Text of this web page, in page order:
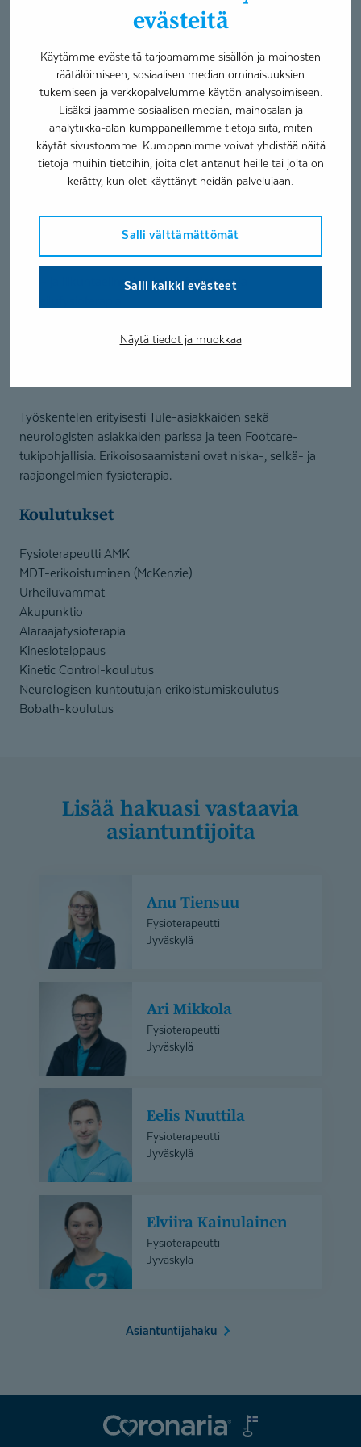
evästeitä
Käytämme evästeitä tarjoamamme sisällön ja mainosten
räätälöimiseen, sosiaalisen median ominaisuuksien
tukemiseen ja verkkopalvelumme käytön analysoimiseen.
Lisäksi jaamme sosiaalisen median, mainosalan ja
analytiikka-alan kumppaneillemme tietoja siitä, miten
käytät sivustoamme. Kumppanimme voivat yhdistää näitä
tietoja muihin tietoihin, joita olet antanut heille tai joita on
kerätty, kun olet käyttänyt heidän palvelujaan.
Salli välttämättömät
Salli kaikki evästeet
Näytä tiedot ja muokkaa
Kelan vaativa lääkinnällinen kuntoutus
Hieronta ensikäynti 57 €
Erityisosaaminen
Alaraajafysioterapia
Apuvälinetarpeen arviointi
Asentohuimaushoito
Neurologinen fysioterapia
Selkäspesialisti
Tuki- ja liikuntaelinsairauksien fysioterapia
Petri Lähteelä työskentelee fysioterapeuttina Coronarian
Työskentelen erityisesti Tule-asiakkaiden sekä
neurologisten asiakkaiden parissa ja teen Footcare-
tukipohjallisia. Erikoisosaamistani ovat niska-, selkä- ja
raajaongelmien fysioterapia.
Koulutukset
Fysioterapeutti AMK
MDT-erikoistuminen (McKenzie)
Urheiluvammat
Akupunktio
Alaraajafysioterapia
Kinesioteippaus
Kinetic Control-koulutus
Neurologisen kuntoutujan erikoistumiskoulutus
Bobath-koulutus
Lisää hakuasi vastaavia
asiantuntijoita
Tiensuu
Anu Tiensuu
Fysioterapeutti
Jyväskylä
Mikkola
Ari Mikkola
Fysioterapeutti
Jyväskylä
Nuuttila
Eelis Nuuttila
Fysioterapeutti
Jyväskylä
Elviira
Kainulainen
Elviira Kainulainen
Fysioterapeutti
Jyväskylä
Asiantuntijahaku
Coronaria